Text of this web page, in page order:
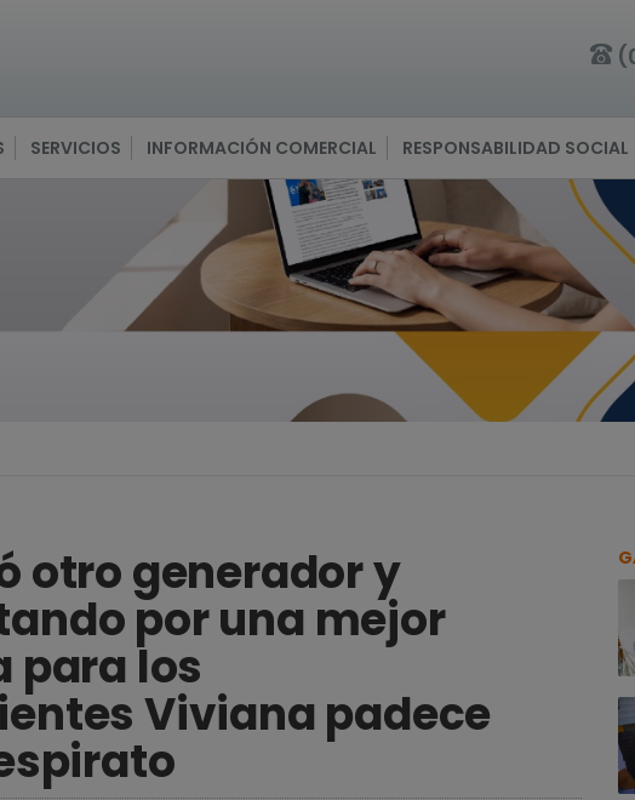
SERVICIOS INFORMACIÓN COMERCIAL RESPONSABILIDAD SOCIAL
otro generador y
por una mejor
para los
Viviana padece